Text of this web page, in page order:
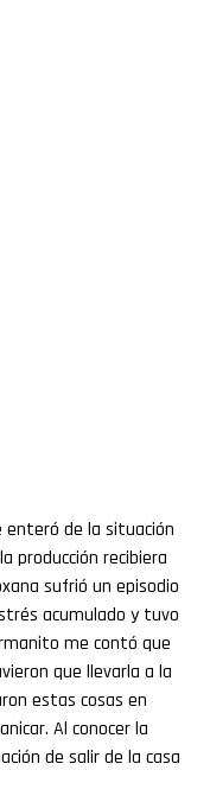
enteró de la situación
producción recibiera
sufrió un episodio
acumulado y tuvo
me contó que
que llevarla a la
estas cosas en
Al conocer la
de salir de la casa